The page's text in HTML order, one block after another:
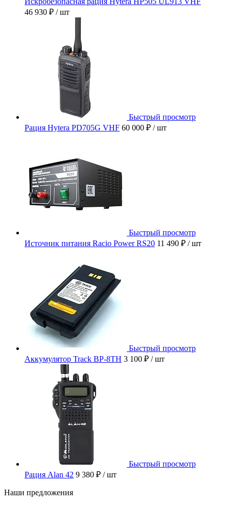
46 930 ₽ / шт
Быстрый просмотр
Рация Hytera PD705G VHF 60 000 ₽ / шт
Быстрый просмотр
Источник питания Racio Power RS20 11 490 ₽ / шт
Быстрый просмотр
Аккумулятор Track BP-8TH 3 100 ₽ / шт
Быстрый просмотр
Рация Alan 42 9 380 ₽ / шт
Наши предложения